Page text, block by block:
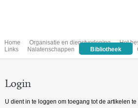
Home Organisatie en dienstverlening Het
Links
Nalatenschappen Bibliotheek
Login
U dient in te loggen om toegang tot de artikelen